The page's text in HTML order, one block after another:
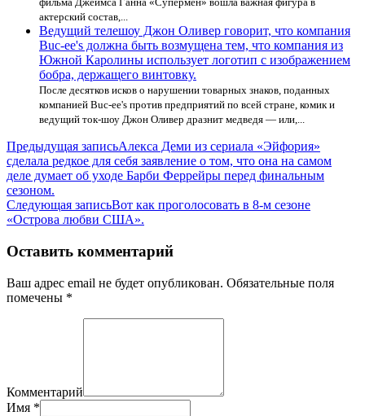
актерский состав,...
Ведущий телешоу Джон Оливер говорит, что компания
Buc-ee's должна быть возмущена тем, что компания из
Южной Каролины использует логотип с изображением
бобра, держащего винтовку.
После десятков исков о нарушении товарных знаков, поданных
компанией Buc-ee's против предприятий по всей стране, комик и
ведущий ток-шоу Джон Оливер дразнит медведя — или,...
Навигация
по
записям
Предыдущая записьАлекса Деми из сериала «Эйфория»
сделала редкое для себя заявление о том, что она на самом
деле думает об уходе Барби Феррейры перед финальным
сезоном.
Следующая записьВот как проголосовать в 8-м сезоне
«Острова любви США».
Оставить комментарий
Ваш адрес email не будет опубликован. Обязательные поля
помечены *
Комментарий
Имя *